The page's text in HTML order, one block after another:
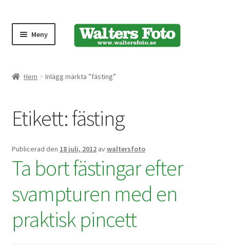
Meny
Bärremmar
Hem Inlägg märkta ”fästing”
Etikett:fästing
Publicerad den 18 juli, 2012 avwaltersfoto
Ta bort fästingar efter
svampturen med en
praktisk pincett